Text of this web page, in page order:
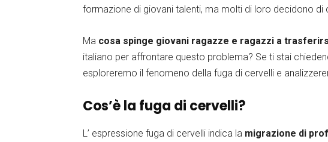
formazione di giovani talenti, ma molti di loro decidono
Ma cosa spinge giovani ragazze e ragazzi a
italiano per affrontare questo problema? Se ti stai
esploreremo il fenomeno della fuga di cervelli e
Cos’è la fuga di cervelli?
L’ espressione fuga di cervelli indica la migrazione di